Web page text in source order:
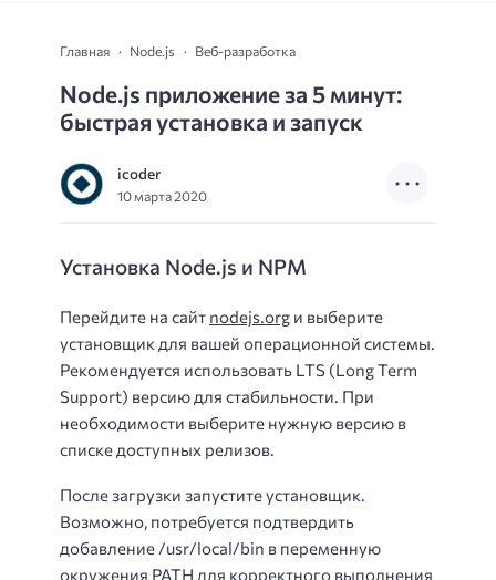
Главная Node.js Веб-разработка
Node.js приложение за 5 минут:
быстрая установка и запуск
icoder
10 марта 2020
Установка Node.js и NPM
Перейдите на сайт nodejs.org и выберите
установщик для вашей операционной системы.
Рекомендуется использовать LTS (Long Term
Support) версию для стабильности. При
необходимости выберите нужную версию в
списке доступных релизов.
После загрузки запустите установщик.
Возможно, потребуется подтвердить
добавление /usr/local/bin в переменную
окружения PATH для корректного выполнения